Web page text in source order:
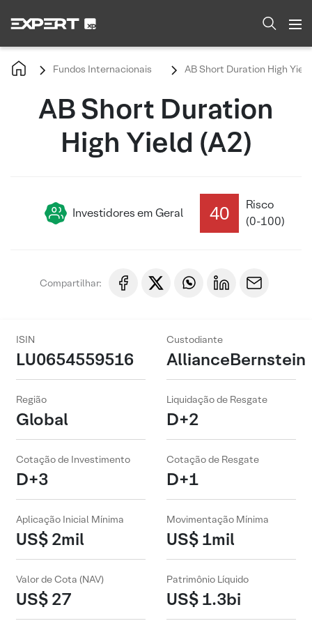
Fundos Internacionais AB Short Duration High
AB Short Duration
High Yield (A2)
Investidores em Geral 40
Risco
(0-100)
Compartilhar:
ISIN
LU0654559516
Custodiante
AllianceBernstein
Região
Global
Liquidação de Resgate
D+2
Cotação de Investimento
D+3
Cotação de Resgate
D+1
Aplicação Inicial Mínima
US$ 2mil
Movimentação Mínima
US$ 1mil
Valor de Cota (NAV)
US$ 27
Patrimônio Líquido
US$ 1.3bi